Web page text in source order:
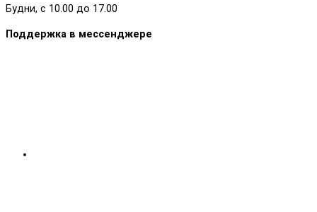
Будни, с 10.00 до 17.00
Поддержка в мессенджере